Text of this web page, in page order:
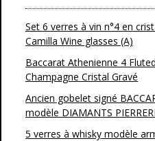
Set 6 verres à vin n°4 en
Camilla Wine glasses (A)
Baccarat Athenienne 4
Champagne Cristal Gravé
Ancien gobelet signé
modèle DIAMANTS
5 verres à whisky modèle